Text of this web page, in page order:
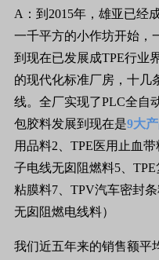
A：到2015年，雄亚已经
一千平方的小作坊开始，
到现在已发展成TPE行业
的现代化标准厂房，十几
线。全厂实现了PLC全自
包胶料发展到现在是9大
用品料2、TPE医用止血
子电线无囱阻燃料5、
粘膜料7、TPV汽车密封
无囱阻燃电线料）
我们近五年来的销售额平